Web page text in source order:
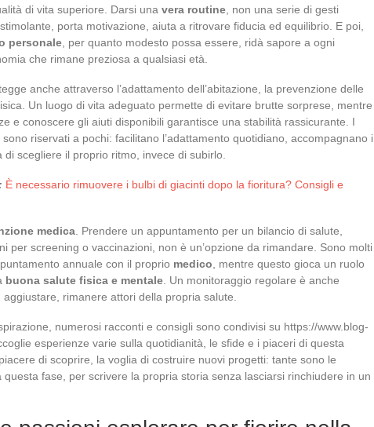
di vita superiore. Darsi una vera routine , non una serie di gesti
porta motivazione, aiuta a ritrovare fiducia ed equilibrio. E poi,
personale , per quanto modesto possa essere, ridà sapore a ogni
che rimane preziosa a qualsiasi età.
anche attraverso l’adattamento dell’abitazione, la prevenzione delle
Un luogo di vita adeguato permette di evitare brutte sorprese, mentre
e conoscere gli aiuti disponibili garantisce una stabilità rassicurante. I
riservati a pochi: facilitano l’adattamento quotidiano, accompagnano i
scegliere il proprio ritmo, invece di subirlo.
È necessario rimuovere i bulbi di giacinti dopo la fioritura? Consigli e
medica . Prendere un appuntamento per un bilancio di salute,
per screening o vaccinazioni, non è un’opzione da rimandare. Sono molti
annuale con il proprio medico , mentre questo gioca un ruolo
buona salute fisica e mentale . Un monitoraggio regolare è anche
aggiustare, rimanere attori della propria salute.
numerosi racconti e consigli sono condivisi su https://www.blog-
esperienze varie sulla quotidianità, le sfide e i piaceri di questa
di scoprire, la voglia di costruire nuovi progetti: tante sono le
fase, per scrivere la propria storia senza lasciarsi rinchiudere in un